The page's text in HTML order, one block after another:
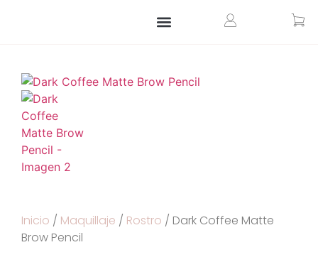
Inicio / Maquillaje / Rostro / Dark Coffee Matte
Brow Pencil